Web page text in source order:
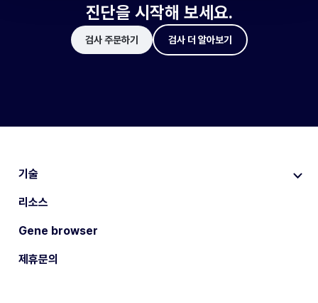
진단을 시작해 보세요.
검사 주문하기 검사 더 알아보기
기술
리소스
Gene browser
제휴문의